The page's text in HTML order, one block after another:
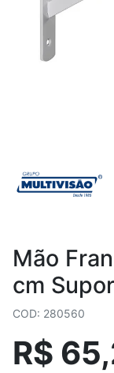
Mão
cm
COD: 280560
R$